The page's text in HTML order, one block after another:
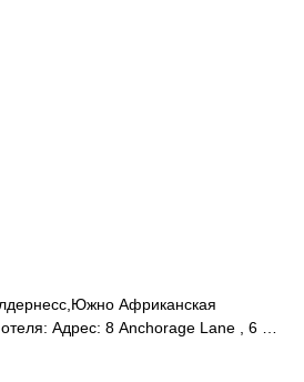
Африканская
отеля: Адрес: 8 Anchorage Lane , 6 …